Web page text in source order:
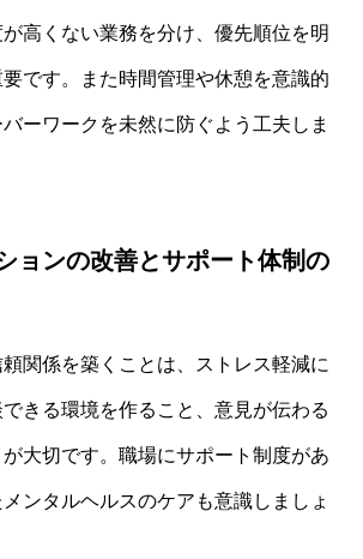
高くない業務を分け、優先順位を明
です。また時間管理や休憩を意識的
ーワークを未然に防ぐよう工夫しま
ョンの改善とサポート体制の
頼関係を築くことは、ストレス軽減に
きる環境を作ること、意見が伝わる
大切です。職場にサポート制度があ
ンタルヘルスのケアも意識しましょ